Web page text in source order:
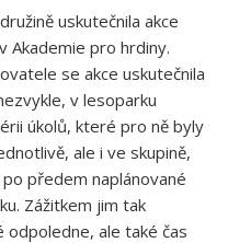
uskutečnila akce
Akademie pro hrdiny.
se akce uskutečnila
v lesoparku
úkolů, které pro ně byly
ale i ve skupině,
předem naplánované
Zážitkem jim tak
ale také čas